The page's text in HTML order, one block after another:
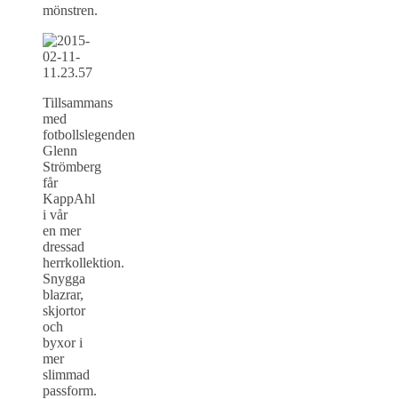
mönstren.
Tillsammans
med
fotbollslegenden
Glenn
Strömberg
får
KappAhl
i vår
en mer
dressad
herrkollektion.
Snygga
blazrar,
skjortor
och
byxor i
mer
slimmad
passform.